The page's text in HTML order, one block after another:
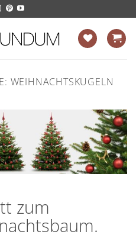
WEIHNACHTSKUGELN
zum